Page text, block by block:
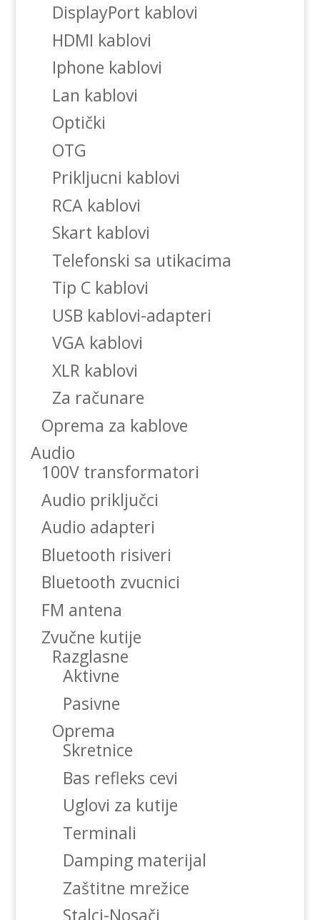
DisplayPort kablovi
HDMI kablovi
Iphone kablovi
Lan kablovi
Optički
OTG
Prikljucni kablovi
RCA kablovi
Skart kablovi
Telefonski sa utikacima
Tip C kablovi
USB kablovi-adapteri
VGA kablovi
XLR kablovi
Za računare
Oprema za kablove
Audio
100V transformatori
Audio priključci
Audio adapteri
Bluetooth risiveri
Bluetooth zvucnici
FM antena
Zvučne kutije
Razglasne
Aktivne
Pasivne
Oprema
Skretnice
Bas refleks cevi
Uglovi za kutije
Terminali
Damping materijal
Zaštitne mrežice
Stalci-Nosači